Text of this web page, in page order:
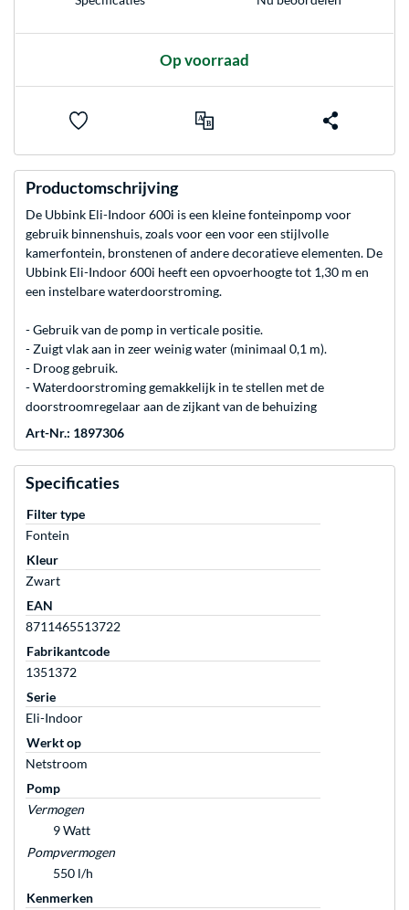
Op voorraad
Productomschrijving
De Ubbink Eli-Indoor 600i is een kleine fonteinpomp voor
gebruik binnenshuis, zoals voor een voor een stijlvolle
kamerfontein, bronstenen of andere decoratieve elementen. De
Ubbink Eli-Indoor 600i heeft een opvoerhoogte tot 1,30 m en
een instelbare waterdoorstroming.
- Gebruik van de pomp in verticale positie.
- Zuigt vlak aan in zeer weinig water (minimaal 0,1 m).
- Droog gebruik.
- Waterdoorstroming gemakkelijk in te stellen met de
doorstroomregelaar aan de zijkant van de behuizing
Art-Nr.: 1897306
Specificaties
Filter type
Fontein
Kleur
Zwart
EAN
8711465513722
Fabrikantcode
1351372
Serie
Eli-Indoor
Werkt op
Netstroom
Pomp
Vermogen
9 Watt
Pompvermogen
550 l/h
Kenmerken